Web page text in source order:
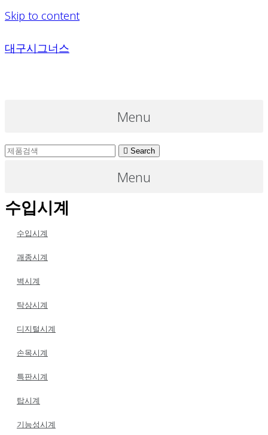
Skip to content
대구시그너스
Menu
Search
Menu
수입시계
수입시계
괘종시계
벽시계
탁상시계
디지털시계
손목시계
특판시계
탑시계
기능성시계